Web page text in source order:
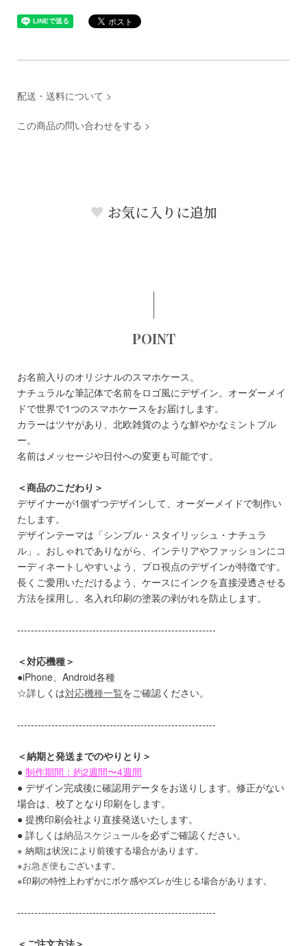
配送・送料について >
この商品の問い合わせをする >
お気に入りに追加
POINT
お名前入りのオリジナルのスマホケース。
ナチュラルな筆記体で名前をロゴ風にデザイン。オーダーメイ
ドで世界で1つのスマホケースをお届けします。
カラーはツヤがあり、北欧雑貨のような鮮やかなミントブル
ー。
名前はメッセージや日付への変更も可能です。
＜商品のこだわり＞
デザイナーが1個ずつデザインして、オーダーメイドで制作い
たします。
デザインテーマは「シンプル・スタイリッシュ・ナチュラ
ル」。おしゃれでありながら、インテリアやファッションにコ
ーディネートしやすいよう、プロ視点のデザインが特徴です。
長くご愛用いただけるよう、ケースにインクを直接浸透させる
方法を採用し、名入れ印刷の塗装の剥がれを防止します。
----------------------------------------------------------
＜対応機種＞
●iPhone、Android各種
☆詳しくは対応機種一覧をご確認ください。
----------------------------------------------------------
＜納期と発送までのやりとり＞
● 制作期間：約2週間〜4週間
● デザイン完成後に確認用データをお送りします。修正がない
場合は、校了となり印刷をします。
● 提携印刷会社より直接発送いたします。
● 詳しくは納品スケジュールを必ずご確認ください。
※ 納期は状況により前後する場合があります。
※お急ぎ便もございます。
※印刷の特性上わずかにボケ感やズレが生じる場合があります。
----------------------------------------------------------
＜ご注文方法＞